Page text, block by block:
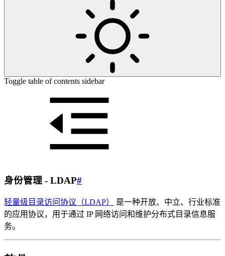
Toggle table of contents sidebar
身份管理 - LDAP#
轻量级目录访问协议（LDAP）
是一种开放、中立、行业标准
的应用协议，用于通过 IP 网络访问和维护分布式目录信息服
务。